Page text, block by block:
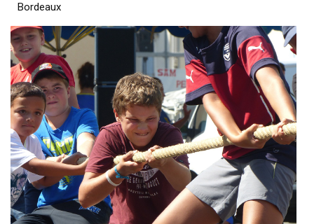
Bordeaux